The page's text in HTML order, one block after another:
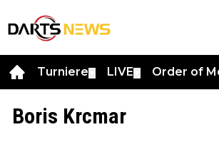
Turniere LIVE Order of
Boris Krcmar